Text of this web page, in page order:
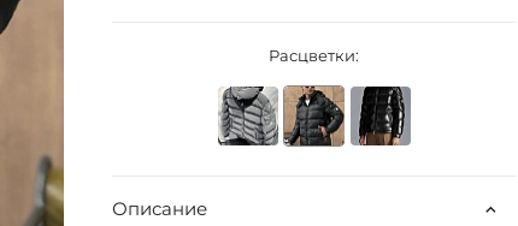
Расцветки:
Описание